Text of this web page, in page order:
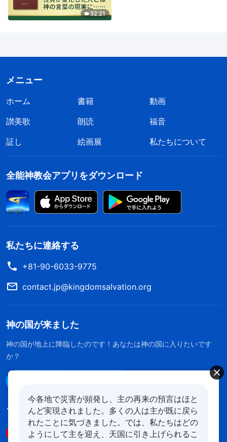
32:21
メニュー
ホーム 書籍
動画
讃美歌
朗読
福音
証し
絵画展 私たちについて
全能神教会アプリをダウンロード
私たちに連絡する
+81-90-6033-9775
contact.jp@kingdomsalvation.org
神の国が来ました
神の国が地上に降臨したのです！あなたは神の国に入りたいです
か？
フォローする
今各地で災害が頻発し、主の再来の預言はほと
んど実現されました。多くの人は主が既に戻ら
れたことに気づきました。では、私たちはどの
ようにして主を迎え、天国に引き上げられるこ